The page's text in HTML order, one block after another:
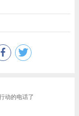
动的电话了